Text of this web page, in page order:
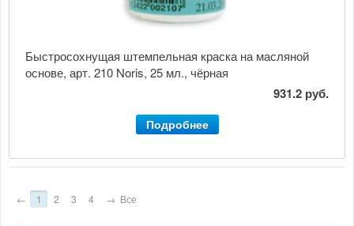
Быстросохнущая штемпельная краска на масляной
основе, арт. 210 Noris, 25 мл., чёрная
931.2 руб.
Подробнее
← 1 2 3 4 → Все